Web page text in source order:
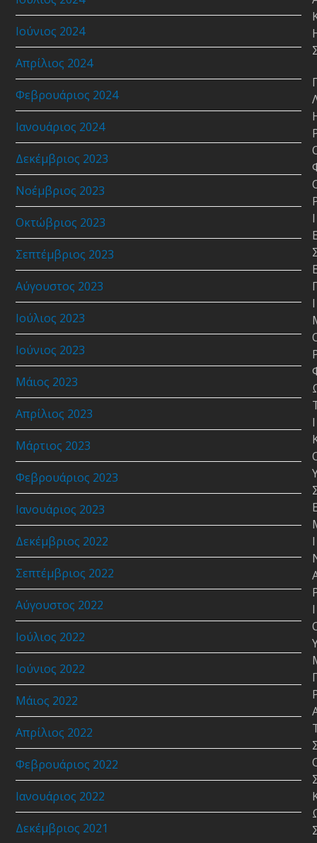
Ιούνιος 2024
Απρίλιος 2024
Φεβρουάριος 2024
Ιανουάριος 2024
Δεκέμβριος 2023
Νοέμβριος 2023
Οκτώβριος 2023
Σεπτέμβριος 2023
Αύγουστος 2023
Ιούλιος 2023
Ιούνιος 2023
Μάιος 2023
Απρίλιος 2023
Μάρτιος 2023
Φεβρουάριος 2023
Ιανουάριος 2023
Δεκέμβριος 2022
Σεπτέμβριος 2022
Αύγουστος 2022
Ιούλιος 2022
Ιούνιος 2022
Μάιος 2022
Απρίλιος 2022
Φεβρουάριος 2022
Ιανουάριος 2022
Δεκέμβριος 2021
Ι
Ι
Ι
Ι
Ι